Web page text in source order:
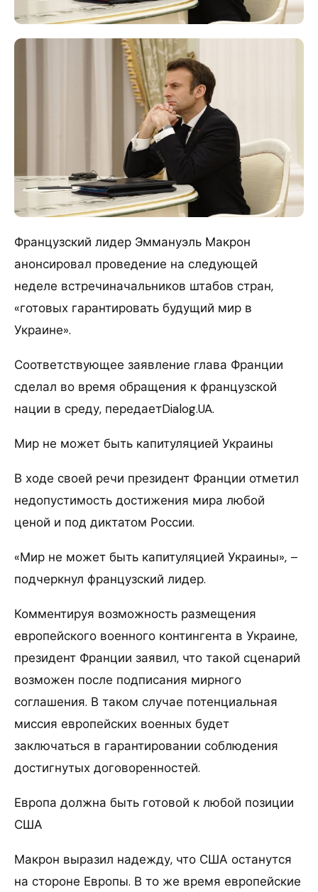
Французский лидер Эммануэль Макрон
анонсировал проведение на следующей
неделе встречиначальников штабов стран,
«готовых гарантировать будущий мир в
Украине».
Соответствующее заявление глава Франции
сделал во время обращения к французской
нации в среду, передаетDialog.UA.
Мир не может быть капитуляцией Украины
В ходе своей речи президент Франции отметил
недопустимость достижения мира любой
ценой и под диктатом России.
«Мир не может быть капитуляцией Украины», –
подчеркнул французский лидер.
Комментируя возможность размещения
европейского военного контингента в Украине,
президент Франции заявил, что такой сценарий
возможен после подписания мирного
соглашения. В таком случае потенциальная
миссия европейских военных будет
заключаться в гарантировании соблюдения
достигнутых договоренностей.
Европа должна быть готовой к любой позиции
США
Макрон выразил надежду, что США останутся
на стороне Европы. В то же время европейские